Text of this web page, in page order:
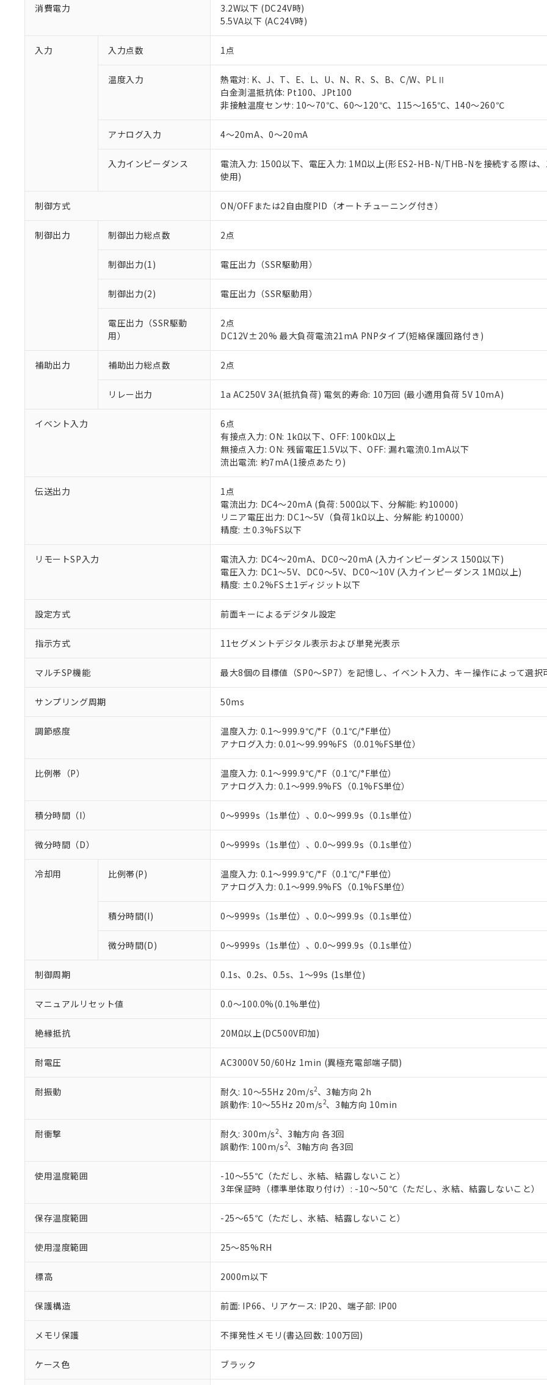
消費電力
3.2W以下 (DC24V時)
5.5VA以下 (AC24V時)
入力 入力点数 1点
温度入力
熱電対: K、J、T、E、L、U、N、R、S、B、C/W、PLⅡ
白金測温抵抗体: Pt100、JPt100
非接触温度センサ: 10～70℃、60～120℃、115～165℃、140～260℃
アナログ入力 4～20mA、0～20mA
入力インピーダンス
電流入力: 150Ω以下、電圧入力: 1MΩ以上(形ES2-HB-N/THB-Nを接続する際は
使用)
制御方式 ON/OFFまたは2自由度PID（オートチューニング付き）
制御出力 制御出力総点数 2点
制御出力(1) 電圧出力（SSR駆動用）
制御出力(2) 電圧出力（SSR駆動用）
電圧出力（SSR駆動
用）
2点
DC12V±20% 最大負荷電流21mA PNPタイプ(短絡保護回路付き)
補助出力 補助出力総点数 2点
リレー出力 1a AC250V 3A(抵抗負荷) 電気的寿命: 10万回 (最小適用負荷 5V 10mA)
イベント入力
6点
有接点入力: ON: 1kΩ以下、OFF: 100kΩ以上
無接点入力: ON: 残留電圧1.5V以下、OFF: 漏れ電流0.1mA以下
流出電流: 約7mA(1接点あたり)
伝送出力
1点
電流出力: DC4～20mA (負荷: 500Ω以下、分解能: 約10000)
リニア電圧出力: DC1～5V（負荷1kΩ以上、分解能: 約10000）
精度: ±0.3%FS以下
リモートSP入力
電流入力: DC4～20mA、DC0～20mA (入力インピーダンス 150Ω以下)
電圧入力: DC1～5V、DC0～5V、DC0～10V (入力インピーダンス 1MΩ以上)
精度: ±0.2%FS±1ディジット以下
設定方式 前面キーによるデジタル設定
指示方式 11セグメントデジタル表示および単発光表示
マルチSP機能 最大8個の目標値（SP0～SP7）を記憶し、イベント入力、キー操作によって選択
サンプリング周期 50ms
調節感度
温度入力: 0.1～999.9℃/°F（0.1℃/°F単位）
アナログ入力: 0.01～99.99%FS（0.01%FS単位）
比例帯（P）
温度入力: 0.1～999.9℃/°F（0.1℃/°F単位）
アナログ入力: 0.1～999.9%FS（0.1%FS単位）
積分時間（I） 0～9999s（1s単位）、0.0～999.9s（0.1s単位）
微分時間（D） 0～9999s（1s単位）、0.0～999.9s（0.1s単位）
冷却用 比例帯(P)
温度入力: 0.1～999.9℃/°F（0.1℃/°F単位）
アナログ入力: 0.1～999.9%FS（0.1%FS単位）
積分時間(I) 0～9999s（1s単位）、0.0～999.9s（0.1s単位）
微分時間(D) 0～9999s（1s単位）、0.0～999.9s（0.1s単位）
制御周期 0.1s、0.2s、0.5s、1～99s (1s単位)
マニュアルリセット値 0.0～100.0%(0.1%単位)
絶縁抵抗 20MΩ以上(DC500V印加)
耐電圧 AC3000V 50/60Hz 1min (異極充電部端子間)
耐振動 耐久: 10～55Hz 20m/s2、3軸方向 2h
誤動作: 10～55Hz 20m/s2、3軸方向 10min
耐衝撃 耐久: 300m/s2、3軸方向 各3回
誤動作: 100m/s2、3軸方向 各3回
使用温度範囲
-10～55℃（ただし、氷結、結露しないこと）
3年保証時（標準単体取り付け）: -10～50℃（ただし、氷結、結露しないこと）
保存温度範囲 -25～65℃（ただし、氷結、結露しないこと）
使用湿度範囲 25～85%RH
標高 2000m以下
保護構造 前面: IP66、リアケース: IP20、端子部: IP00
メモリ保護 不揮発性メモリ(書込回数: 100万回)
ケース色 ブラック
ご利用条件
以下の条件をお読みいただき、同意のうえご利用ください。
本サービスは、当社制御機器事業取扱商品の当社在庫状況および標準価格(税抜)を
くものです。
当社制御機器事業取扱商品の中には、本サービスの対象外となる商品もあること
在庫状況および標準価格照会結果は、記載している更新日時点での社内データに基
のであり、閲覧された時点での実際の在庫および標準価格とは異なる場合があるこ
い。
正式な納期状況および標準価格はお客様のお取引先、またはお客様担当のオムロ
当社販売員にご相談ください。
オムロン制御機器販売店や当社販売拠点は「
す。
マイパーツ機能（部品リスト作成サービス）をご利用いただくには、I-Webメンバ
お客様が当ウェブサイト上で当社にご登録された部品リストについて、当社および
が、当社の製品・サービスに関するお客様との取引・商談に必要な範囲で利用する
さい。
※当社の共同利用者とは、"個人情報の共同利用に関して"
の「1.共同利用者の
いる法人を指します。
※1 対応状況
対応済み：EU RoHS指令（10物質）の非含有に対応した製品が提供可能な商品です
対応予定：EU RoHS指令（10物質）の非含有に対応した製品に切り替える予定のある商
対応予定なし：EU RoHS指令（10物質）の非含有に非対応の商品で、対応品を出す予
調査・確認中：EU RoHS指令（10物質）の非含有の対応状況を調査中または確認中の商
非該当品：ライセンス料など無形物で、有害物質有無と関係のない商品です。
仕入先様の事情により、非含有部品としていたものが、含有品と判明した場合などやむ
*EU RoHS指令（10物質）：
鉛(Pb) 1000ppm以下、 水銀(Hg) 1000ppm以下、 カドミウム(Cd) 100ppm以下、
六価クロム(Cr(Ⅵ)) 1000ppm以下、ポリ臭化ビフェニル類(PBB) 1000ppm以下、ポリ臭化ジフェニルエーテル類
フタル酸ビス(2-エチルヘキシル) (DEHP)(別名：DOP) 1000ppm以下、フタル酸ブチルベンジル（BBP）
ル（DBP） 1000ppm以下、フタル酸ジイソブチル (DIBP) 1000ppm以下
但し、RoHS指令で産業用監視および制御機器に対する適用除外項目は除く。
フタル酸エステル類の４物質については閾値を超える意図的な使用がないことを確認しています。
※2 対応予定月
※3 非含有証明書ダウンロード
下記の非含有証明書をダウンロードすることができます。
EU RoHS指令（10物質）の非含有証明書
51物質の非含有証明書（当社基準）
また、RoHS指令のフタル酸エステル類４物質の対応では、対応完了までの期間は出
混在することから備考欄に対応日を記載しておりました。
既に当社にて対応品への在庫切替を完了していることから、特段のことがない限り、
り割愛しております。
※1 中国RoHS○×表
「○」：最大均質材料含有率が中国RoHSの基準値以下であることを示します。
「×」：最大均質材料含有率が中国RoHSの基準値を超えていることを示します。
「－」：未確認です。当社販売部門へお問い合わせください。
*中国RoHS10物質の基準値 (GB/T26572)：
Cr(Ⅵ)(六価クロム) : 1000ppm、 PBBs(ポリ臭化ビフェニル類) : 1000ppm、 PBDEs(ポリ臭化ジフェニルエーテ
DBP(フタル酸ジブチル) : 1000ppm、 DIBP(フタル酸ジイソブチル) : 1000ppm、 BBP(フタル酸ブチルベンジル)
DEHP(フタル酸ビス(2-エチルヘキシル)) : 1000ppm
※2 環境保護使用期限
「ｅ」：有害物質（10物質）のすべてが基準値以下であることを示します。
味します。
「－」：未確認です。当社販売部門へお問い合わせください。
当社は、これら貴社製品のうち、外国為替および外国貿易法に定める商品（以下｢
う）を輸出または国外への提供する場合は、日本国政府の輸出許可(または役務取
などの必要な手続きをとります。
当社は規制貨物を破棄する場合は、完全に破砕するなど、違法に輸出されないよう
ます。
当社は貴社製品を、核兵器、ミサイル、化学兵器、生物兵器またはその他武器並
置等に一切使用いたしません。
当社は、貴社製品を第三者に販売する場合は、上記1、2および3の内容を当該第三
また当社は、販売先および販売に係わる関係者が違法に輸出するおそれがある場
たしません。
合意する キャンセル
説明
一定数以上の在庫あり
△ 一定数には満たないが在庫あり
－
在庫なし(最新の在庫状況については、お客様のお取引先、またはお客様担当
機器販売店・当社販売員にご確認ください)
受注生産機種、また在庫状況の情報を公開していない機種